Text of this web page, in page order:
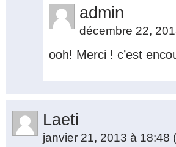
admin
décembre 22,
ooh! Merci ! c’est
Laeti
janvier 21, 2013 à 18:48